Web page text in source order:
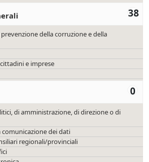
38
della corruzione e della
e imprese
0
di amministrazione, di direzione o di
dei dati
regionali/provinciali